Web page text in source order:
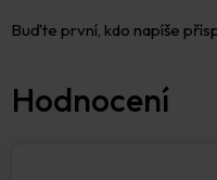
Buďte první, kdo napíše